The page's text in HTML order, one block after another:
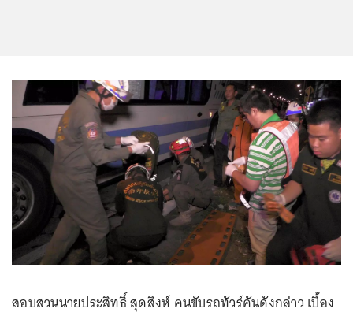
สอบสวนนายประสิทธิ์ สุดสิงห์ คนขับรถทัวร์คันดังกล่าว เบื้อง